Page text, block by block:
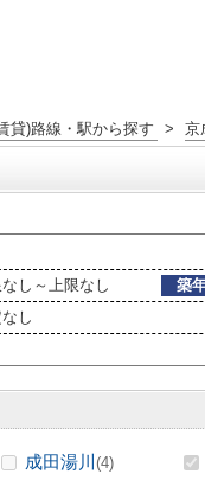
貸)路線・駅から探す > 京
し～上限なし 築
し
成田湯川 (4)